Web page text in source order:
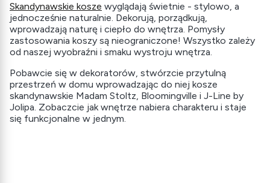
Skandynawskie kosze wyglądają świetnie - stylowo, a
jednocześnie naturalnie. Dekorują, porządkują,
wprowadzają naturę i ciepło do wnętrza. Pomysły
zastosowania koszy są nieograniczone! Wszystko zależy
od naszej wyobraźni i smaku wystroju wnętrza.
Pobawcie się w dekoratorów, stwórzcie przytulną
przestrzeń w domu wprowadzając do niej kosze
skandynawskie Madam Stoltz, Bloomingville i J-Line by
Jolipa. Zobaczcie jak wnętrze nabiera charakteru i staje
się funkcjonalne w jednym.